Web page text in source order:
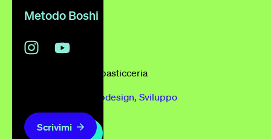
Metodo Boshi
Scrivimi
Anno
2011
Gamberini pasticceria
Webdesign Sviluppo
Settore
Impresa